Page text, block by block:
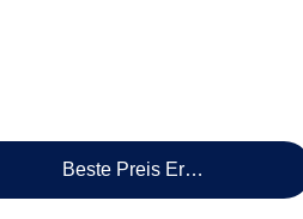
Beste Preis Erhalten